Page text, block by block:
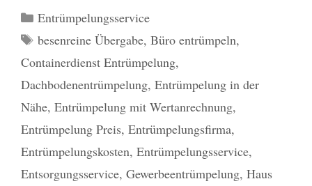
Kategorien
Entrümpelungsservice
Schlagwörter
besenreine Übergabe, Büro entrümpeln,
Containerdienst Entrümpelung,
Dachbodenentrümpelung, Entrümpelung in der
Nähe, Entrümpelung mit Wertanrechnung,
Entrümpelung Preis, Entrümpelungsfirma,
Entrümpelungskosten, Entrümpelungsservice,
Entsorgungsservice, Gewerbeentrümpelung, Haus